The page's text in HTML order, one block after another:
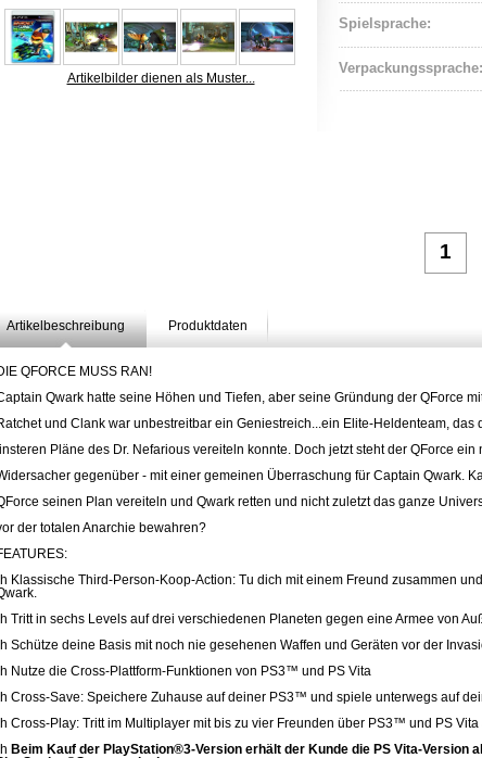
Artikelbilder dienen als Muster...
Spielsprache:
Verpackungssprache:
Artikelbeschreibung
Produktdaten
QFORCE MUSS RAN!
Qwark hatte seine Höhen und Tiefen, aber seine Gründung der QForce
und Clank war unbestreitbar ein Geniestreich...ein Elite-Heldenteam, das
Pläne des Dr. Nefarious vereiteln konnte. Doch jetzt steht der QForce ein
gegenüber - mit einer gemeinen Überraschung für Captain Qwark.
seinen Plan vereiteln und Qwark retten und nicht zuletzt das ganze
der totalen Anarchie bewahren?
Klassische Third-Person-Koop-Action: Tu dich mit einem Freund zusammen
Tritt in sechs Levels auf drei verschiedenen Planeten gegen eine Armee von
Schütze deine Basis mit noch nie gesehenen Waffen und Geräten vor der
Nutze die Cross-Plattform-Funktionen von PS3™ und PS Vita
Cross-Save: Speichere Zuhause auf deiner PS3™ und spiele unterwegs auf
Cross-Play: Tritt im Multiplayer mit bis zu vier Freunden über PS3™ und PS Vita
Beim Kauf der PlayStation®3-Version erhält der Kunde die PS Vita-Version